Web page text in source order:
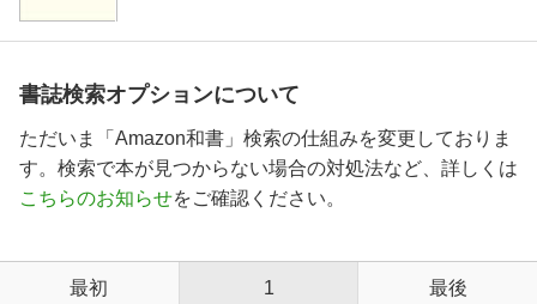
書誌検索オプションについて
ただいま「Amazon和書」検索の仕組みを変更しておりま
す。検索で本が見つからない場合の対処法など、詳しくは
こちらのお知らせをご確認ください。
最初 1 最後